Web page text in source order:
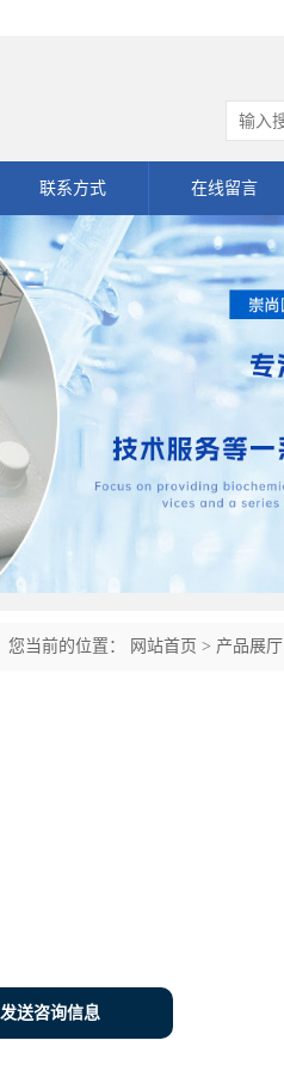
联系方式 在线留言
您当前的位置： 网站首页 > 产品展厅
发送咨询信息